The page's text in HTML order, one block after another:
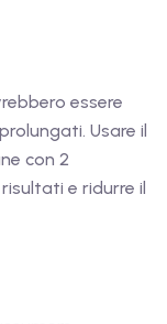
essere
Usare il
con 2
e ridurre il